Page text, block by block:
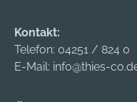
auch bei
handgeführtem
BohrenKein
Kontakt:
Telefon: 04251 / 824 0
E-Mail: info@thies-